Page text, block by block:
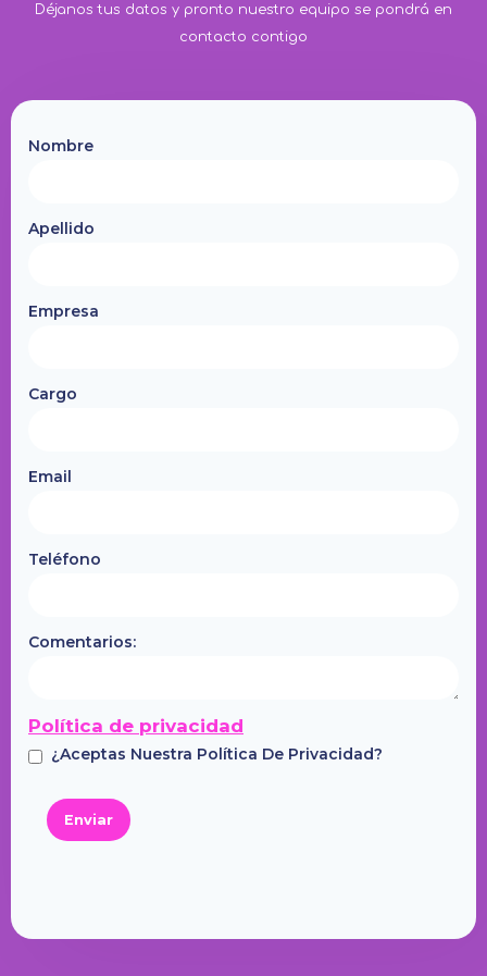
Déjanos tus datos y pronto nuestro equipo se pondrá en
contacto contigo
Nombre
Apellido
Empresa
Cargo
Email
Teléfono
Comentarios:
Política de privacidad
¿Aceptas Nuestra Política De Privacidad?
Enviar